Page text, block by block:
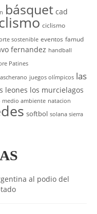
básquet cad
ciclismo
sostenible eventos famud
fernandez handball
Patines
juegos olímpicos las
leones los murcielagos
medio ambiente natacion
softbol solana sierra
al podio del